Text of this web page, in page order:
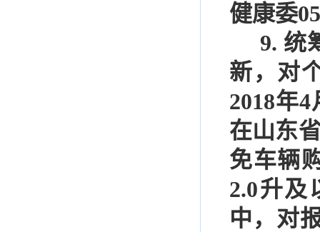
健康委
9. 统
新，对
2018年4
在山东
免车辆
2.0升及
中，对